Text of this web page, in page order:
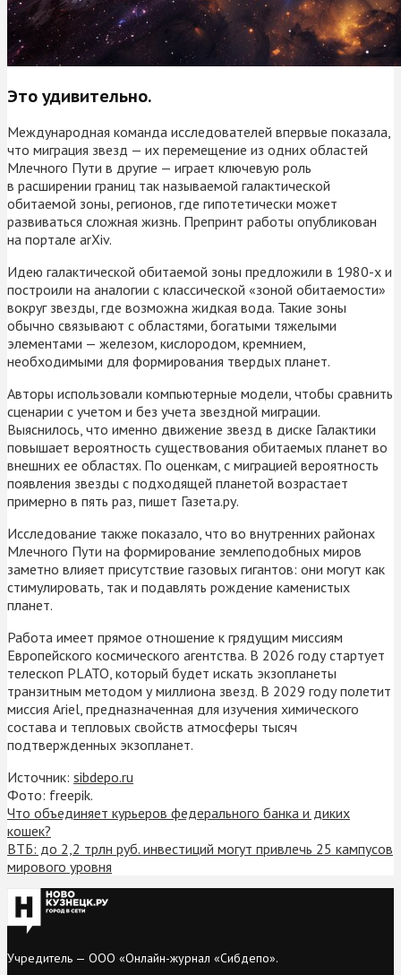
Это удивительно.
Международная команда исследователей впервые показала,
что миграция звезд — их перемещение из одних областей
Млечного Пути в другие — играет ключевую роль
в расширении границ так называемой галактической
обитаемой зоны, регионов, где гипотетически может
развиваться сложная жизнь. Препринт работы опубликован
на портале arXiv.
Идею галактической обитаемой зоны предложили в 1980-х и
построили на аналогии с классической «зоной обитаемости»
вокруг звезды, где возможна жидкая вода. Такие зоны
обычно связывают с областями, богатыми тяжелыми
элементами — железом, кислородом, кремнием,
необходимыми для формирования твердых планет.
Авторы использовали компьютерные модели, чтобы сравнить
сценарии с учетом и без учета звездной миграции.
Выяснилось, что именно движение звезд в диске Галактики
повышает вероятность существования обитаемых планет во
внешних ее областях. По оценкам, с миграцией вероятность
появления звезды с подходящей планетой возрастает
примерно в пять раз, пишет Газета.ру.
Исследование также показало, что во внутренних районах
Млечного Пути на формирование землеподобных миров
заметно влияет присутствие газовых гигантов: они могут как
стимулировать, так и подавлять рождение каменистых
планет.
Работа имеет прямое отношение к грядущим миссиям
Европейского космического агентства. В 2026 году стартует
телескоп PLATO, который будет искать экзопланеты
транзитным методом у миллиона звезд. В 2029 году полетит
миссия Ariel, предназначенная для изучения химического
состава и тепловых свойств атмосферы тысяч
подтвержденных экзопланет.
Источник: sibdepo.ru
Фото: freepik.
Что объединяет курьеров федерального банка и диких
кошек?
ВТБ: до 2,2 трлн руб. инвестиций могут привлечь 25 кампусов
мирового уровня
Учредитель — ООО «Онлайн-журнал «Сибдепо».